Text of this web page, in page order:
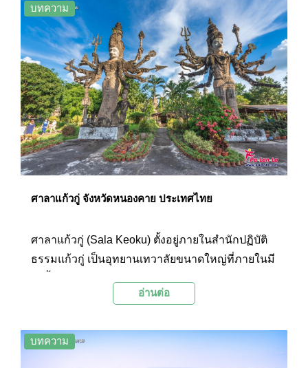
นอกจากนี้ภายในวัดยังมีพระธาตุเจดีย์ลาวโบราณให้
ผู้ที่มาเยือนได้แวะนมัสการเพื่อความเป็นสิริมงคลอีก
ด้วย
บทความ
ศาลาแก้วกู่ จังหวัดหนองคาย ประเทศไทย
ศาลาแก้วกู่ (Sala Keoku) ตั้งอยู่ภายในสำนักปฏิบัติ
ธรรมแก้วกู่ เป็นอุทยานเทวาลัยขนาดใหญ่ที่ภายในมี
ขององค์ทวยเทพตามความเชื่อของศาสนาต่างๆ
เที่ยวและแหล่งแสดงศิลปะกลางแจ้งที่แฝงไว้ด้วย
อ่านต่อ
บทความ